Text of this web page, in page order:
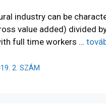
industry can be
value added) divided
full time workers …
2. SZÁM